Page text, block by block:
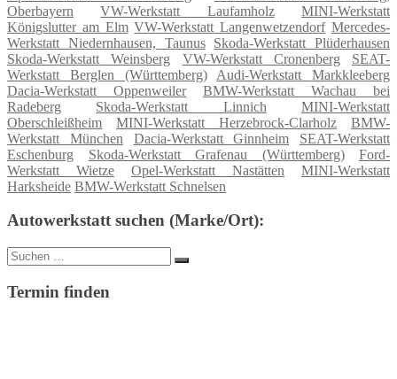
Oberbayern
VW-Werkstatt Laufamholz
MINI-Werkstatt
Königslutter am Elm VW-Werkstatt Langenwetzendorf Mercedes-
Werkstatt Niedernhausen, Taunus
Skoda-Werkstatt Plüderhausen
Skoda-Werkstatt Weinsberg
VW-Werkstatt Cronenberg
SEAT-
Werkstatt Berglen (Württemberg)
Audi-Werkstatt Markkleeberg
Dacia-Werkstatt Oppenweiler
BMW-Werkstatt Wachau bei
Radeberg
Skoda-Werkstatt Linnich
MINI-Werkstatt
Oberschleißheim
MINI-Werkstatt Herzebrock-Clarholz
BMW-
Werkstatt München
Dacia-Werkstatt Ginnheim
SEAT-Werkstatt
Eschenburg
Skoda-Werkstatt Grafenau (Württemberg)
Ford-
Werkstatt Wietze
Opel-Werkstatt Nastätten
MINI-Werkstatt
Harksheide BMW-Werkstatt Schnelsen
Autowerkstatt suchen (Marke/Ort):
Suche
nach:
Suchen
Termin finden